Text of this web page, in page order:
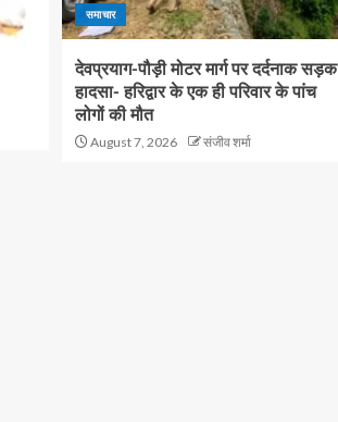
समाचार
देवप्रयाग-पौड़ी मोटर मार्ग पर दर्दनाक सड़क
हादसा- हरिद्वार के एक ही परिवार के पांच
लोगों की मौत
August 7, 2026 संजीव शर्मा